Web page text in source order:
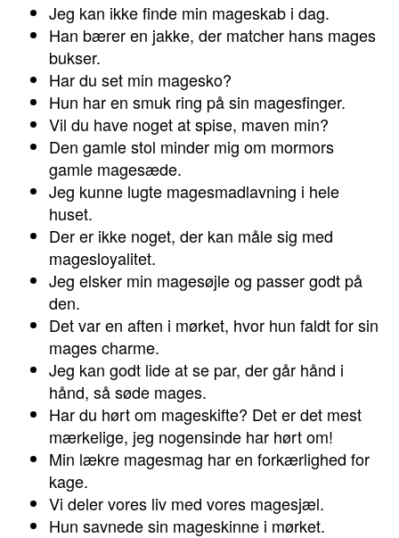
Jeg kan ikke finde min mageskab i dag.
Han bærer en jakke, der matcher hans mages
bukser.
Har du set min magesko?
Hun har en smuk ring på sin magesfinger.
Vil du have noget at spise, maven min?
Den gamle stol minder mig om mormors
gamle magesæde.
Jeg kunne lugte magesmadlavning i hele
huset.
Der er ikke noget, der kan måle sig med
magesloyalitet.
Jeg elsker min magesøjle og passer godt på
den.
Det var en aften i mørket, hvor hun faldt for sin
mages charme.
Jeg kan godt lide at se par, der går hånd i
hånd, så søde mages.
Har du hørt om mageskifte? Det er det mest
mærkelige, jeg nogensinde har hørt om!
Min lækre magesmag har en forkærlighed for
kage.
Vi deler vores liv med vores magesjæl.
Hun savnede sin mageskinne i mørket.